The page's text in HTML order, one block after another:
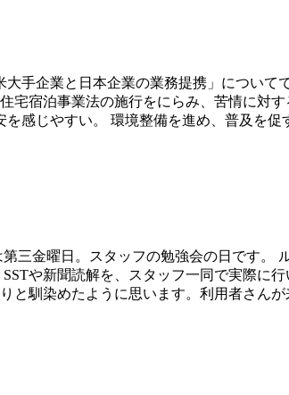
手企業と日本企業の業務提携」について
宿泊事業法の施行をにらみ、苦情に対
感じやすい。 環境整備を進め、普及を
三金曜日。スタッフの勉強会の日です。
や新聞読解を、スタッフ一同で実際に
馴染めたように思います。利用者さん